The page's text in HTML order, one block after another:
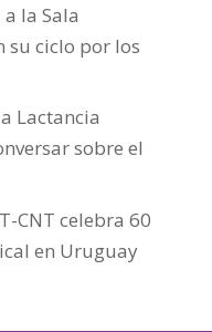
la Sala
su ciclo por los
Lactancia
sobre el
CNT celebra 60
en Uruguay